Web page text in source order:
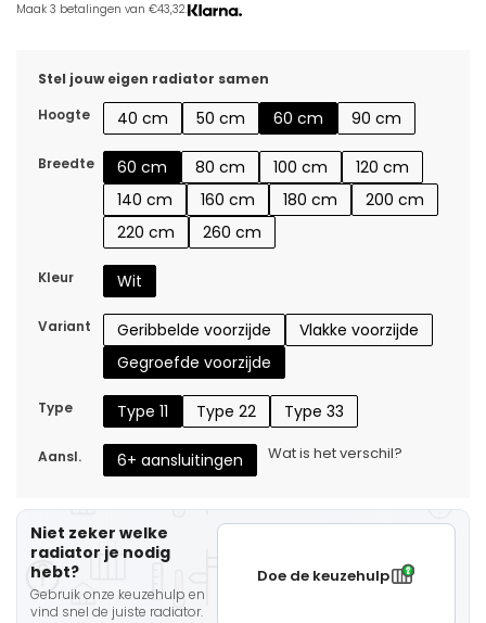
Maak 3 betalingen van €43,32.
Stel jouw eigen radiator samen
Hoogte
40 cm 50 cm 60 cm 90 cm
Breedte 60 cm 80 cm 100 cm
120 cm
140 cm
160 cm 180 cm
200 cm
220 cm
260 cm
Kleur Wit
Variant Geribbelde voorzijde
Vlakke voorzijde
Gegroefde voorzijde
Type Type 11 Type 22 Type 33
Aansl. 6+ aansluitingen Wat is het verschil?
Niet zeker welke
radiator je nodig
hebt?
Gebruik onze keuzehulp en
vind snel de juiste radiator.
Doe de keuzehulp